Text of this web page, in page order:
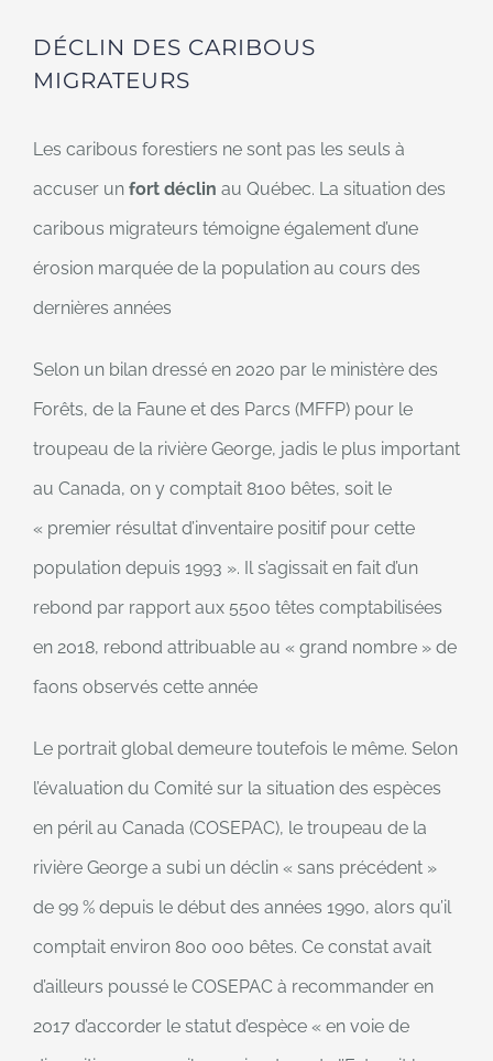
DÉCLIN DES CARIBOUS
MIGRATEURS
Les caribous forestiers ne sont pas les seuls à
accuser un fort déclin au Québec. La situation des
caribous migrateurs témoigne également d’une
érosion marquée de la population au cours des
dernières années
Selon un bilan dressé en 2020 par le ministère des
Forêts, de la Faune et des Parcs (MFFP) pour le
troupeau de la rivière George, jadis le plus important
au Canada, on y comptait 8100 bêtes, soit le
« premier résultat d’inventaire positif pour cette
population depuis 1993 ». Il s’agissait en fait d’un
rebond par rapport aux 5500 têtes comptabilisées
en 2018, rebond attribuable au « grand nombre » de
faons observés cette année
Le portrait global demeure toutefois le même. Selon
l’évaluation du Comité sur la situation des espèces
en péril au Canada (COSEPAC), le troupeau de la
rivière George a subi un déclin « sans précédent »
de 99 % depuis le début des années 1990, alors qu’il
comptait environ 800 000 bêtes. Ce constat avait
d’ailleurs poussé le COSEPAC à recommander en
2017 d’accorder le statut d’espèce « en voie de